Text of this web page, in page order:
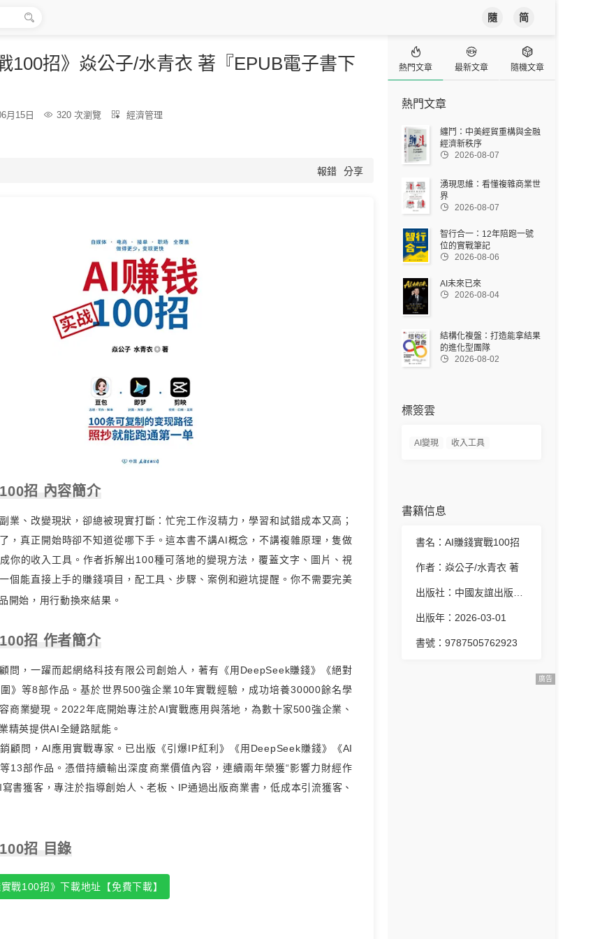
 隨 简
100招》焱公子/水青衣 著『EPUB電子書下
月15日  320 次瀏覽 
分
經濟管理
報錯 分享
招 內容簡介
業、改變現狀，卻總被現實打斷：忙完工作沒精力，學習和試錯成本又高；
，真正開始時卻不知道從哪下手。這本書不講AI概念，不講複雜原理，隻做
你的收入工具。作者拆解出100種可落地的變現方法，覆蓋文字、圖片、視
個能直接上手的賺錢項目，配工具、步驟、案例和避坑提醒。你不需要完美
開始，用行動換來結果。
招 作者簡介
問，一躍而起網絡科技有限公司創始人，著有《用DeepSeek賺錢》《絕對
》等8部作品。基於世界500強企業10年實戰經驗，成功培養30000餘名學
商業變現。2022年底開始專注於AI實戰應用與落地，為數十家500強企業、
精英提供AI全鏈路賦能。
顧問，AI應用實戰專家。已出版《引爆IP紅利》《用DeepSeek賺錢》《AI
13部作品。憑借持續輸出深度商業價值內容，連續兩年榮獲“影響力財經作
寫書獲客，專注於指導創始人、老板、IP通過出版商業書，低成本引流獲客、
招 目錄
實戰100招》下載地址【免費下載】

熱門文章

最新文章

隨機文章
熱門文章
纏鬥：中美經貿重構與金融
經濟新秩序
 2026-08-07
湧現思維：看懂複雜商業世
界
 2026-08-07
智行合一：12年陪跑一號
位的實戰筆記
 2026-08-06
AI未來已來
 2026-08-04
結構化複盤：打造能拿結果
的進化型團隊
 2026-08-02
標簽雲
AI變現 收入工具
書籍信息
書名：AI賺錢實戰100招
作者：焱公子/水青衣 著
出版年：2026-03-01
書號：9787505762923
廣告